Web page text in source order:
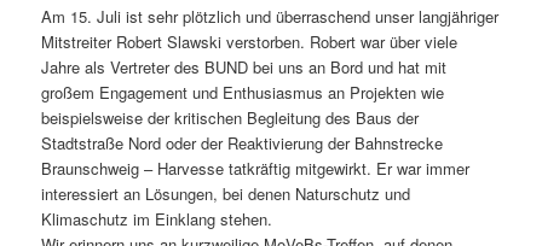
Am 15. Juli ist sehr plötzlich und überraschend unser langjähriger
Mitstreiter Robert Slawski verstorben. Robert war über viele
Jahre als Vertreter des BUND bei uns an Bord und hat mit
großem Engagement und Enthusiasmus an Projekten wie
beispielsweise der kritischen Begleitung des Baus der
Stadtstraße Nord oder der Reaktivierung der Bahnstrecke
Braunschweig – Harvesse tatkräftig mitgewirkt. Er war immer
interessiert an Lösungen, bei denen Naturschutz und
Klimaschutz im Einklang stehen.